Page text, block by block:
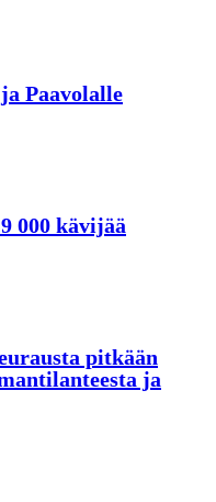
Paavolalle
000 kävijää
pitkään
ja